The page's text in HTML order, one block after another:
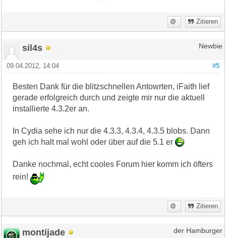
Zitieren
sil4s Newbie
#5
09.04.2012, 14:04
Besten Dank für die blitzschnellen Antowrten, iFaith lief
gerade erfolgreich durch und zeigte mir nur die aktuell
installierte 4.3.2er an.
In Cydia sehe ich nur die 4.3.3, 4.3.4, 4.3.5 blobs. Dann
geh ich halt mal wohl oder über auf die 5.1 er
Danke nochmal, echt cooles Forum hier komm ich öfters
rein!
Zitieren
montijade der Hamburger